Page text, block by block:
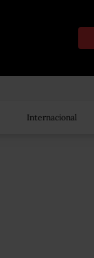
Internacional